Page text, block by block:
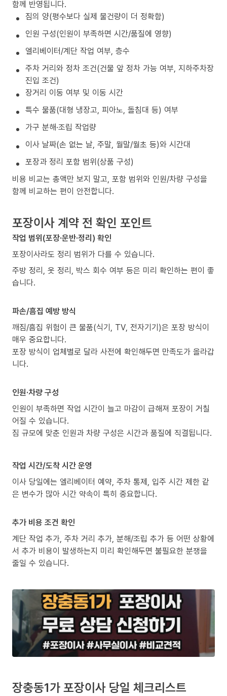
함께 반영됩니다.
짐의 양(평수보다 실제 물건량이 더 정확함)
인원 구성(인원이 부족하면 시간/품질에 영향)
엘리베이터/계단 작업 여부, 층수
주차 거리와 정차 조건(건물 앞 정차 가능 여부, 지하주차장
진입 조건)
장거리 이동 여부 및 이동 시간
특수 물품(대형 냉장고, 피아노, 돌침대 등) 여부
가구 분해·조립 작업량
이사 날짜(손 없는 날, 주말, 월말/월초 등)와 시간대
포장과 정리 포함 범위(상품 구성)
비용 비교는 총액만 보지 말고, 포함 범위와 인원/차량 구성을
함께 비교하는 편이 안전합니다.
포장이사 계약 전 확인 포인트
작업 범위(포장·운반·정리) 확인
포장이사라도 정리 범위가 다를 수 있습니다.
주방 정리, 옷 정리, 박스 회수 여부 등은 미리 확인하는 편이 좋
습니다.
파손/흠집 예방 방식
깨짐/흠집 위험이 큰 물품(식기, TV, 전자기기)은 포장 방식이
매우 중요합니다.
포장 방식이 업체별로 달라 사전에 확인해두면 만족도가 올라갑
니다.
인원·차량 구성
인원이 부족하면 작업 시간이 늘고 마감이 급해져 포장이 거칠
어질 수 있습니다.
짐 규모에 맞춘 인원과 차량 구성은 시간과 품질에 직결됩니다.
작업 시간/도착 시간 운영
이사 당일에는 엘리베이터 예약, 주차 통제, 입주 시간 제한 같
은 변수가 많아 시간 약속이 특히 중요합니다.
추가 비용 조건 확인
계단 작업 추가, 주차 거리 추가, 분해/조립 추가 등 어떤 상황에
서 추가 비용이 발생하는지 미리 확인해두면 불필요한 분쟁을
줄일 수 있습니다.
장충동1가 포장이사 당일 체크리스트